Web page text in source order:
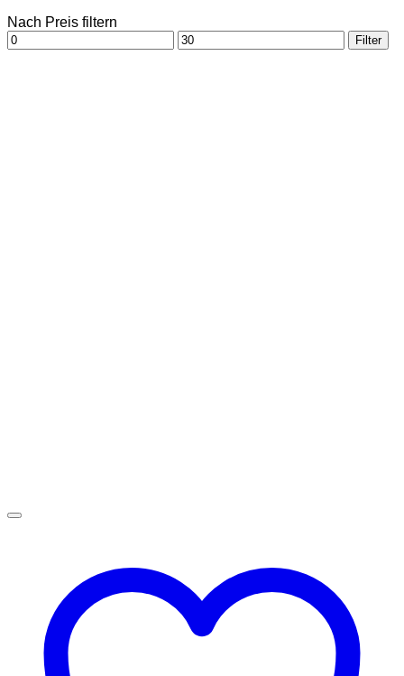
Nach Preis filtern
Min.
Preis
Max.
Preis
Filter